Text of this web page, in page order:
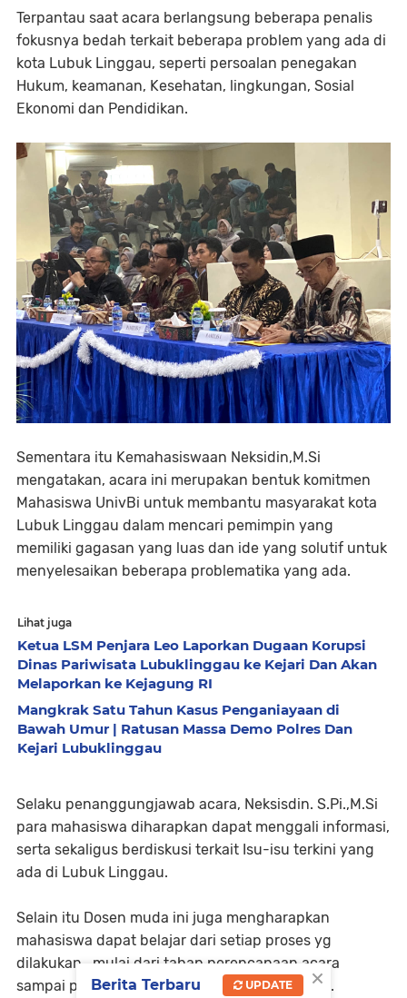
Terpantau saat acara berlangsung beberapa penalis
fokusnya bedah terkait beberapa problem yang ada di
kota Lubuk Linggau, seperti persoalan penegakan
Hukum, keamanan, Kesehatan, lingkungan, Sosial
Ekonomi dan Pendidikan.
Sementara itu Kemahasiswaan Neksidin,M.Si
mengatakan, acara ini merupakan bentuk komitmen
Mahasiswa UnivBi untuk membantu masyarakat kota
Lubuk Linggau dalam mencari pemimpin yang
memiliki gagasan yang luas dan ide yang solutif untuk
menyelesaikan beberapa problematika yang ada.
Lihat juga
Ketua LSM Penjara Leo Laporkan Dugaan Korupsi
Dinas Pariwisata Lubuklinggau ke Kejari Dan Akan
Melaporkan ke Kejagung RI
Mangkrak Satu Tahun Kasus Penganiayaan di
Bawah Umur | Ratusan Massa Demo Polres Dan
Kejari Lubuklinggau
Selaku penanggungjawab acara, Neksisdin. S.Pi.,M.Si
para mahasiswa diharapkan dapat menggali informasi,
serta sekaligus berdiskusi terkait Isu-isu terkini yang
ada di Lubuk Linggau.
Selain itu Dosen muda ini juga mengharapkan
mahasiswa dapat belajar dari setiap proses yg
dilakukan, mulai dari tahap perencanaan acara
sampai pada terlaksananya acara ini, "Ujarnya.
×
Berita Terbaru UPDATE